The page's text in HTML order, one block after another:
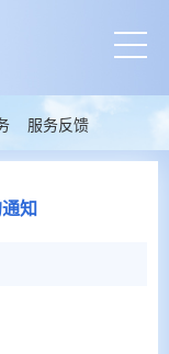
服务反馈
知